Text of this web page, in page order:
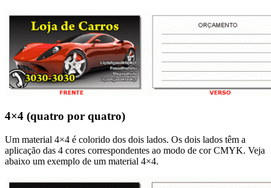
4×4 (quatro por quatro)
Um material 4×4 é colorido dos dois lados. Os dois lados têm a
aplicação das 4 cores correspondentes ao modo de cor CMYK. Veja
abaixo um exemplo de um material 4×4.